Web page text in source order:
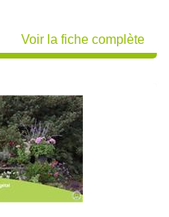
Voir la fiche complète